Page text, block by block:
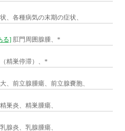
、各種病気の末期の症状、
る] 肛門周囲腺腫、*
精巣停滞）、*
、前立腺腫瘍、前立腺嚢胞、
巣炎、精巣腫瘍、
腺炎、乳腺腫瘍、